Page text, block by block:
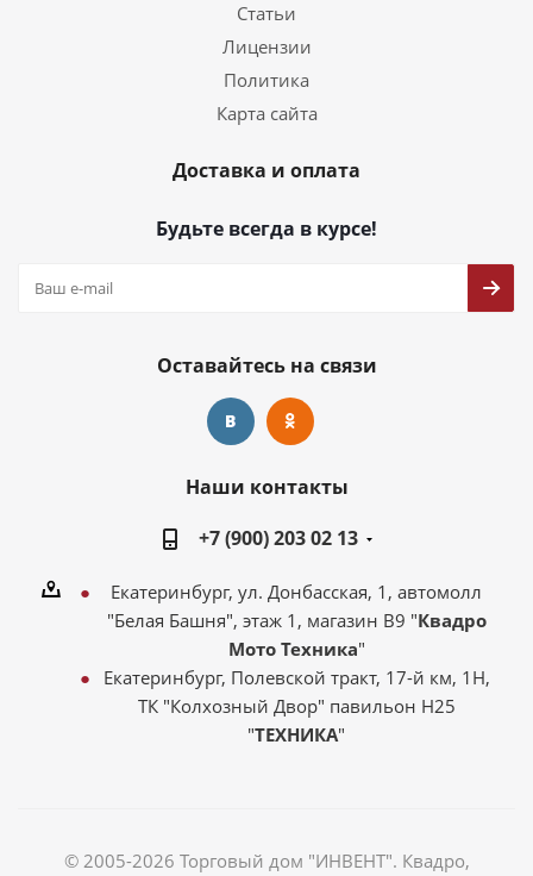
Статьи
Лицензии
Политика
Карта сайта
Доставка и оплата
Будьте всегда в курсе!
Оставайтесь на связи
Наши контакты
+7 (900) 203 02 13
Екатеринбург, ул. Донбасская, 1, автомолл
"Белая Башня", этаж 1, магазин В9 "Квадро
Мото Техника"
Екатеринбург, Полевской тракт, 17-й км, 1Н,
ТК "Колхозный Двор" павильон Н25
"ТЕХНИКА"
© 2005-2026 Торговый дом "ИНВЕНТ". Квадро,